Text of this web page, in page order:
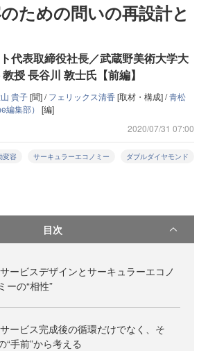
ための問いの再設計と
代表取締役社長／武蔵野美術大学大
授 長谷川 敦士氏【前編】
貴子[聞] /フェリックス清香[取材・構成] /青松
編集部） [編]
2020/07/31 07:00
変容 サーキュラーエコノミー ダブルダイヤモンド
目次
サービスデザインとサーキュラーエコノ
ミーの“相性”
サービス完成後の循環だけでなく、そ
“手前”から考える